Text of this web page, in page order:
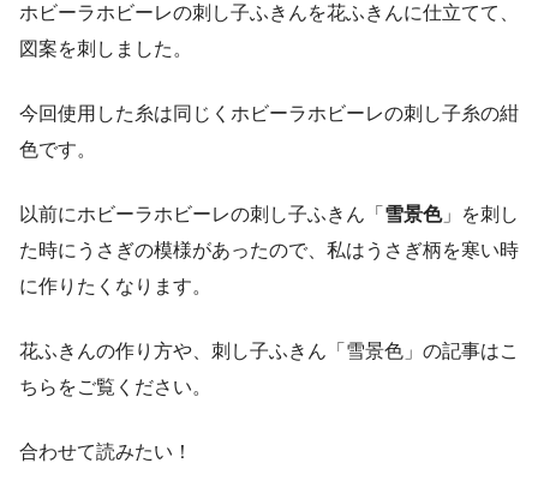
ホビーラホビーレの刺し子ふきんを花ふきんに仕立てて、
図案を刺しました。
今回使用した糸は同じくホビーラホビーレの刺し子糸の紺
色です。
以前にホビーラホビーレの刺し子ふきん「 雪景色」を刺し
た時にうさぎの模様があったので、私はうさぎ柄を寒い時
に作りたくなります。
花ふきんの作り方や、刺し子ふきん「雪景色」の記事はこ
ちらをご覧ください。
合わせて読みたい！